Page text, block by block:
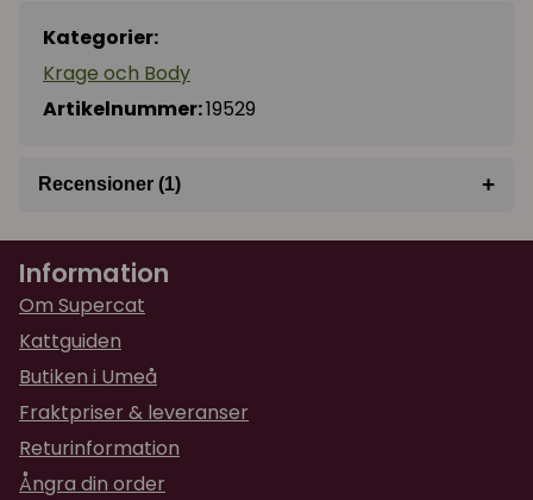
Kategorier:
Krage och Body
Artikelnummer:19529
Recensioner (1) +
Kia
för 1 år sedan
★★★★★
Svårt att sätta på bodyn på en ilsken katt, skulle
varit kardborre på så det blir lättare att sätta
på och av, och i ett andas material, när de har
sår som ska andas under , annars fin
Information
Om Supercat
Kattguiden
Butiken i Umeå
Fraktpriser & leveranser
Returinformation
Ångra din order